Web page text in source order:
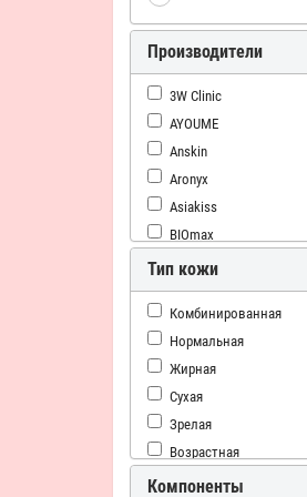
Производители
3W Clinic
AYOUME
Anskin
Aronyx
Asiakiss
BIOmax
Baviphat
BeauuGreen
Bergamo
CELRANICO
CONSLY
COXIR
Ciracle
Co Arang
CosRX
Тип кожи
Комбинированная
Нормальная
Жирная
Сухая
Зрелая
Возрастная
Проблемная
Компоненты